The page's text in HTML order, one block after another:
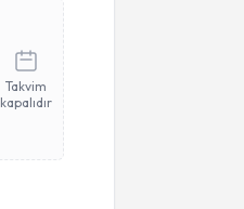
Takvim
kapalıdır